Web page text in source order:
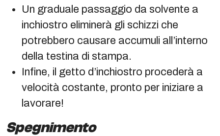
Un graduale passaggio da solvente a
inchiostro eliminerà gli schizzi che
potrebbero causare accumuli all’interno
della testina di stampa.
Infine, il getto d’inchiostro procederà a
velocità costante, pronto per iniziare a
lavorare!
Spegnimento